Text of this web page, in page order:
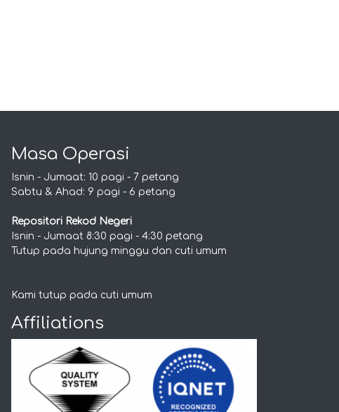
Masa Operasi
Isnin - Jumaat: 10 pagi - 7 petang
Sabtu & Ahad: 9 pagi - 6 petang
Repositori Rekod Negeri
Isnin - Jumaat 8:30 pagi - 4:30 petang
Tutup pada hujung minggu dan cuti umum
Kami tutup pada cuti umum
Affiliations